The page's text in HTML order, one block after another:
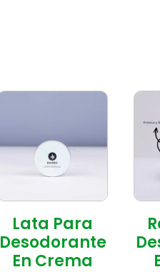
Lata Para
Desodorante
En Crema